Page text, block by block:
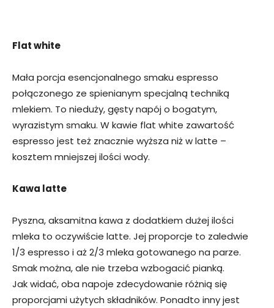
Flat white
Mała porcja esencjonalnego smaku espresso
połączonego ze spienianym specjalną techniką
mlekiem. To nieduży, gęsty napój o bogatym,
wyrazistym smaku. W kawie flat white zawartość
espresso jest też znacznie wyższa niż w latte –
kosztem mniejszej ilości wody.
Kawa latte
Pyszna, aksamitna kawa z dodatkiem dużej ilości
mleka to oczywiście latte. Jej proporcje to zaledwie
1/3 espresso i aż 2/3 mleka gotowanego na parze.
Smak można, ale nie trzeba wzbogacić pianką.
Jak widać, oba napoje zdecydowanie różnią się
proporcjami użytych składników. Ponadto inny jest